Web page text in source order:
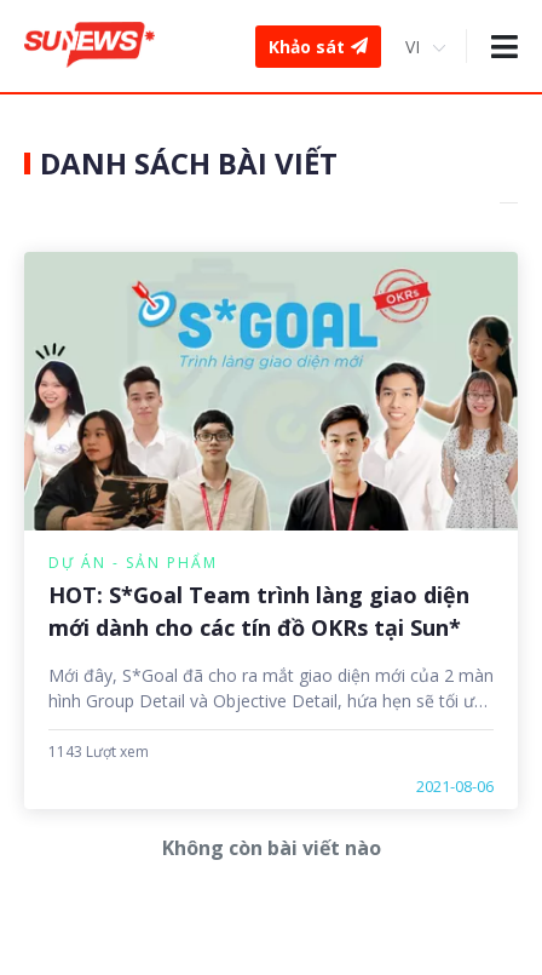
Khảo sát
DANH SÁCH BÀI VIẾT
DỰ ÁN - SẢN PHẨM
HOT: S*Goal Team trình làng giao diện
mới dành cho các tín đồ OKRs tại Sun*
Mới đây, S*Goal đã cho ra mắt giao diện mới của 2 màn
hình Group Detail và Objective Detail, hứa hẹn sẽ tối ưu
hóa trải nghiệm cho người dùng OKRs tại Sun*
1143 Lượt xem
2021-08-06
Không còn bài viết nào